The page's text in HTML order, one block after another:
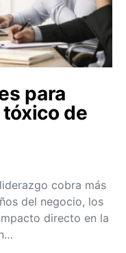
para
de
cobra más
del negocio, los
directo en la